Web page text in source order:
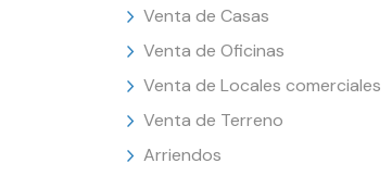
Venta de Casas
Venta de Oficinas
Venta de Locales comerciales
Venta de Terreno
Arriendos